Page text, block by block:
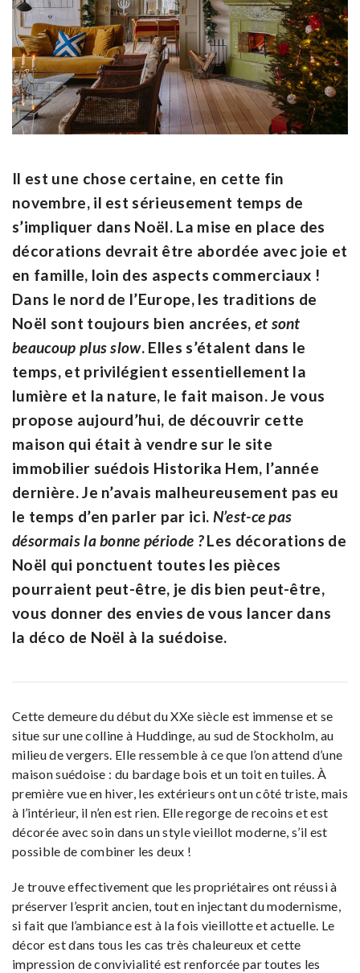
Il est une chose certaine, en cette fin
novembre, il est sérieusement temps de
s’impliquer dans Noël. La mise en place des
décorations devrait être abordée avec joie et
en famille, loin des aspects commerciaux !
Dans le nord de l’Europe, les traditions de
Noël sont toujours bien ancrées, et sont
beaucoup plus slow. Elles s’étalent dans le
temps, et privilégient essentiellement la
lumière et la nature, le fait maison. Je vous
propose aujourd’hui, de découvrir cette
maison qui était à vendre sur le site
immobilier suédois Historika Hem, l’année
dernière. Je n’avais malheureusement pas eu
le temps d’en parler par ici. N’est-ce pas
désormais la bonne période ?Les décorations de
Noël qui ponctuent toutes les pièces
pourraient peut-être, je dis bien peut-être,
vous donner des envies de vous lancer dans
la déco de Noël à la suédoise.
Cette demeure du début du XXe siècle est immense et se
situe sur une colline à Huddinge, au sud de Stockholm, au
milieu de vergers. Elle ressemble à ce que l’on attend d’une
maison suédoise : du bardage bois et un toit en tuiles. À
première vue en hiver, les extérieurs ont un côté triste, mais
à l’intérieur, il n’en est rien. Elle regorge de recoins et est
décorée avec soin dans un style vieillot moderne, s’il est
possible de combiner les deux !
Je trouve effectivement que les propriétaires ont réussi à
préserver l’esprit ancien, tout en injectant du modernisme,
si fait que l’ambiance est à la fois vieillotte et actuelle. Le
décor est dans tous les cas très chaleureux et cette
impression de convivialité est renforcée par toutes les